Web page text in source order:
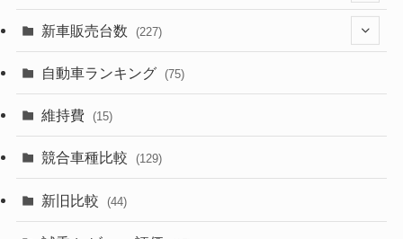
(357)
(328)
(242)
(85)
(84)
(28)
(8)
(3)
(3)
新車販売台数 (227)
(21)
(5)
自動車ランキング (75)
維持費 (15)
競合車種比較 (129)
新旧比較 (44)